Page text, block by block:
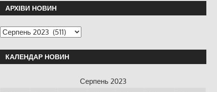
АРХІВИ НОВИН
КАЛЕНДАР НОВИН
Серпень 2023